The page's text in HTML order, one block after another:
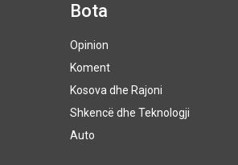
Bota
Opinion
Koment
Kosova dhe Rajoni
Shkencë dhe Teknologji
Auto